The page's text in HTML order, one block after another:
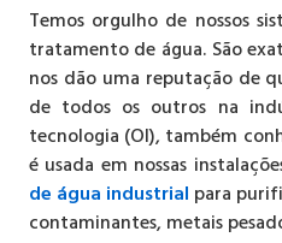
Temos orgulho de nossos
tratamento de água. São
nos dão uma reputação de
de todos os outros na
tecnologia (OI), também
é usada em nossas
de água industrial para
contaminantes, metais